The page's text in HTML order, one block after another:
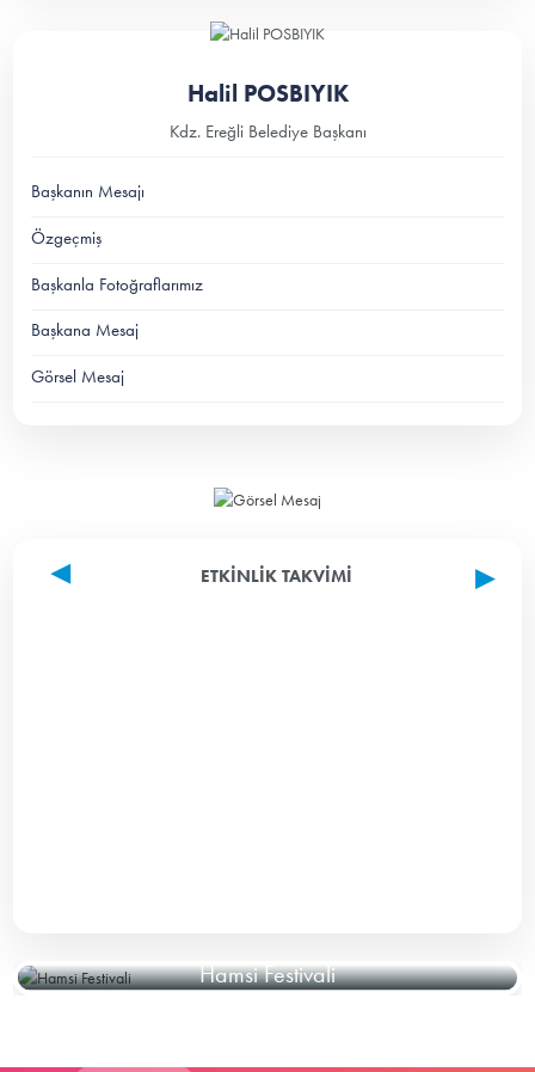
Halil POSBIYIK
Kdz. Ereğli Belediye Başkanı
Başkanın Mesajı
Özgeçmiş
Başkanla Fotoğraflarımız
Başkana Mesaj
Görsel Mesaj
ETKINLIK TAKVIMI
Hamsi Festivali